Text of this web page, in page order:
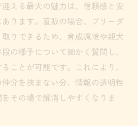
直販で信頼性を確認する具体
ブリーダーを選ぶ際に重視す
や口コミでトイプードルの安
る
える最大の魅力は、信頼感と安
ります。直販の場合、ブリーダ
りできるため、育成環境や親犬
の様子について細かく質問し、
ことが可能です。これにより、
介を挟まない分、情報の透明性
その場で解消しやすくなりま